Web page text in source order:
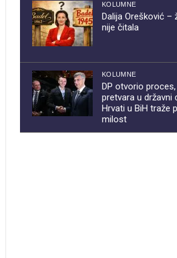
KOLUMNE
Dalija Orešković –
nije čitala
KOLUMNE
DP otvorio
pretvara u državni
Hrvati u BiH traže
milost